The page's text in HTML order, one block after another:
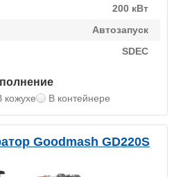
200 кВт
Автозапуск
SDEC
кожухе В контейнере
Goodmash GD220S